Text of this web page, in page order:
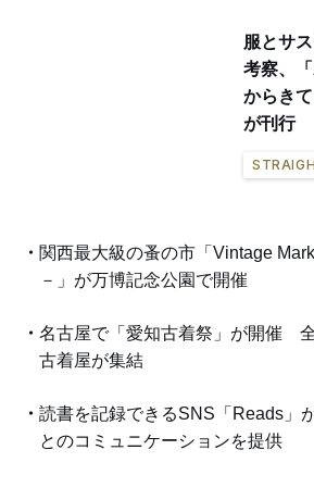
服とサ
考察、
からき
が刊行
関西最大級の蚤の市「Vintage
－」が万博記念公園で開催
名古屋で「愛知古着祭」が開催
古着屋が集結
読書を記録できるSNS「Reads」
とのコミュニケーションを提供